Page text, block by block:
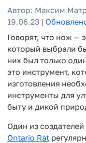
Автор: Максим
19.06.23 |
Говорят, что нож —
который выбрали
них был только
это инструмент,
изготовления
инструменты для
быту и дикой
Один из
Ontario Rat